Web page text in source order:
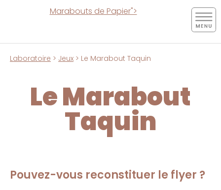
Marabouts de Papier">
Laboratoire > Jeux > Le Marabout Taquin
Le Marabout
Taquin
Pouvez-vous reconstituer le flyer ?